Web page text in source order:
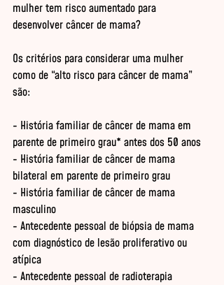
mulher tem risco aumentado para
desenvolver câncer de mama?
Os critérios para considerar uma mulher
como de “alto risco para câncer de mama”
são:
- História familiar de câncer de mama em
parente de primeiro grau* antes dos 50 anos
- História familiar de câncer de mama
bilateral em parente de primeiro grau
- História familiar de câncer de mama
masculino
- Antecedente pessoal de biópsia de mama
com diagnóstico de lesão proliferativo ou
atípica
- Antecedente pessoal de radioterapia